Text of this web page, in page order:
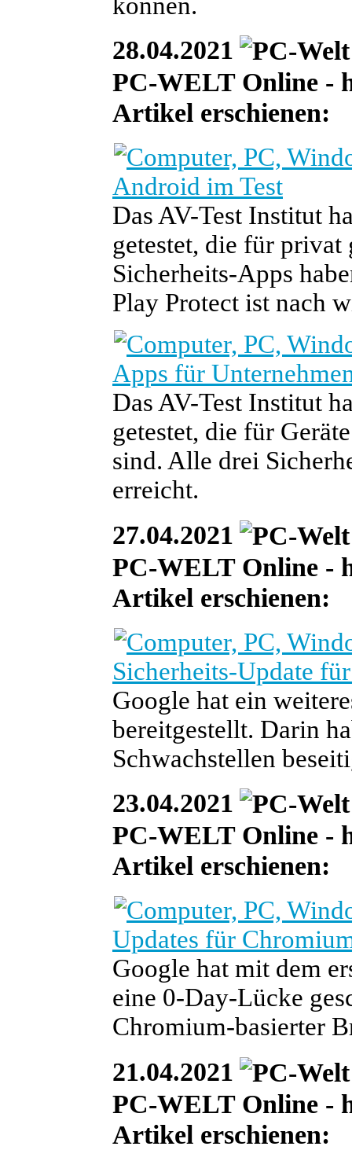
28.04.2021
PC-WELT Online -
Artikel erschienen:
Android im Test
Das AV-Test Institut
getestet, die für privat
Sicherheits-Apps
Play Protect ist nach
Apps für
Das AV-Test Institut
getestet, die für
sind. Alle drei
erreicht.
27.04.2021
PC-WELT Online -
Artikel erschienen:
Sicherheits-Update
Google hat ein
bereitgestellt. Darin
Schwachstellen
23.04.2021
PC-WELT Online -
Artikel erschienen:
Updates für
Google hat mit dem
eine 0-Day-Lücke
Chromium-basierter
21.04.2021
PC-WELT Online -
Artikel erschienen: